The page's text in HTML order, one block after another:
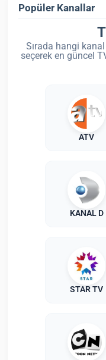
Popüler Kanallar
Sırada hangi
seçerek en güncel
ATV
KANAL D
STAR TV